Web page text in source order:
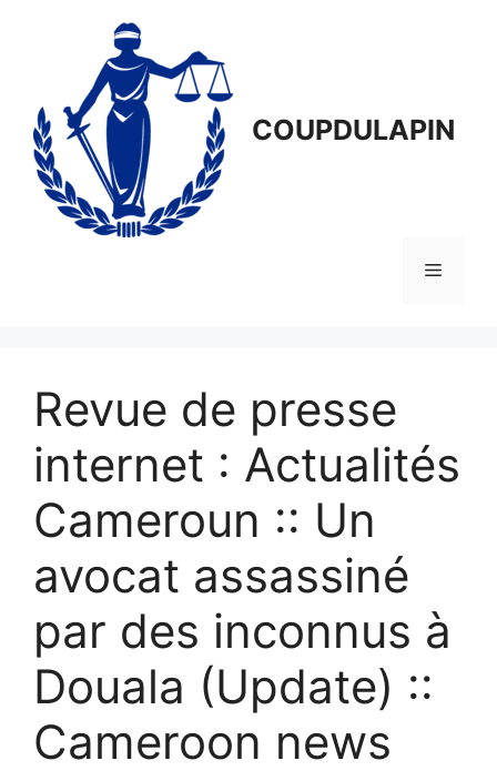
COUPDULAPIN
Menu
Revue de presse
internet : Actualités
Cameroun :: Un
avocat assassiné
par des inconnus à
Douala (Update) ::
Cameroon news